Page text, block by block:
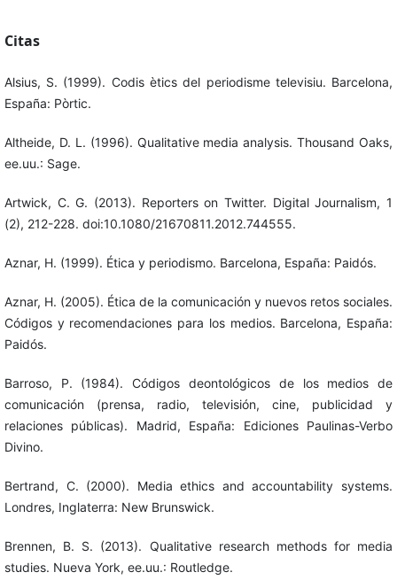
Citas
Alsius, S. (1999). Codis ètics del periodisme televisiu. Barcelona,
España: Pòrtic.
Altheide, D. L. (1996). Qualitative media analysis. Thousand Oaks,
ee.uu.: Sage.
Artwick, C. G. (2013). Reporters on Twitter. Digital Journalism, 1
(2), 212-228. doi:10.1080/21670811.2012.744555.
Aznar, H. (1999). Ética y periodismo. Barcelona, España: Paidós.
Aznar, H. (2005). Ética de la comunicación y nuevos retos sociales.
Códigos y recomendaciones para los medios. Barcelona, España:
Paidós.
Barroso, P. (1984). Códigos deontológicos de los medios de
comunicación (prensa, radio, televisión, cine, publicidad y
relaciones públicas). Madrid, España: Ediciones Paulinas-Verbo
Divino.
Bertrand, C. (2000). Media ethics and accountability systems.
Londres, Inglaterra: New Brunswick.
Brennen, B. S. (2013). Qualitative research methods for media
studies. Nueva York, ee.uu.: Routledge.